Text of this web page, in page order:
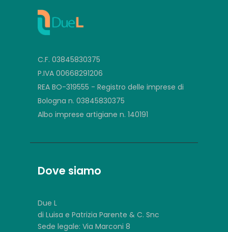
C.F. 03845830375
P.IVA 00668291206
REA BO-319555 - Registro delle imprese di
Bologna n. 03845830375
Albo imprese artigiane n. 140191
Dove siamo
Due L
di Luisa e Patrizia Parente & C. Snc
Sede legale: Via Marconi 8